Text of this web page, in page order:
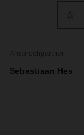
Ansprechpartner
Sebastiaan Hes